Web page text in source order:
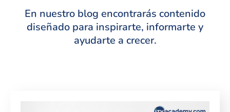
En nuestro blog encontrarás contenido
diseñado para inspirarte, informarte y
ayudarte a crecer.